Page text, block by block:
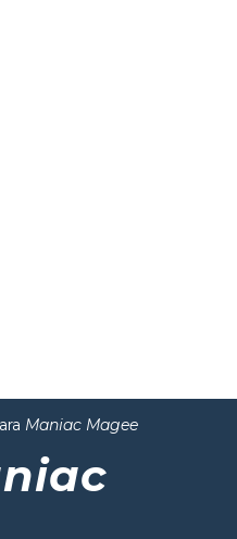
Maniac Magee